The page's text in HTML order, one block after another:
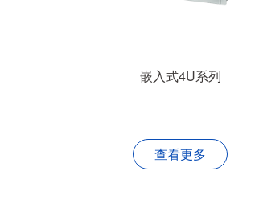
嵌入式4U系列
查看更多